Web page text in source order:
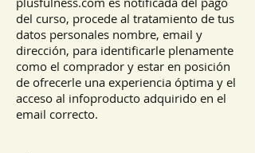
del curso, procede al tratamiento de tus
datos personales nombre, email y
dirección, para identificarle plenamente
como el comprador y estar en posición
de ofrecerle una experiencia óptima y el
acceso al infoproducto adquirido en el
email correcto.